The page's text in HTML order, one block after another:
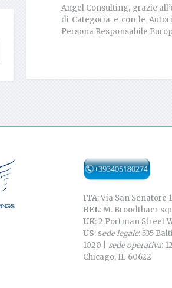
Angel Consulting, grazie
di Categoria e con le
Persona Responsabile
ITA: Via San Senatore
BEL: M. Broodthaer
UK: 2 Portman Street
US: sede legale: 535
1020 |
sede operativa:
Chicago, IL 60622